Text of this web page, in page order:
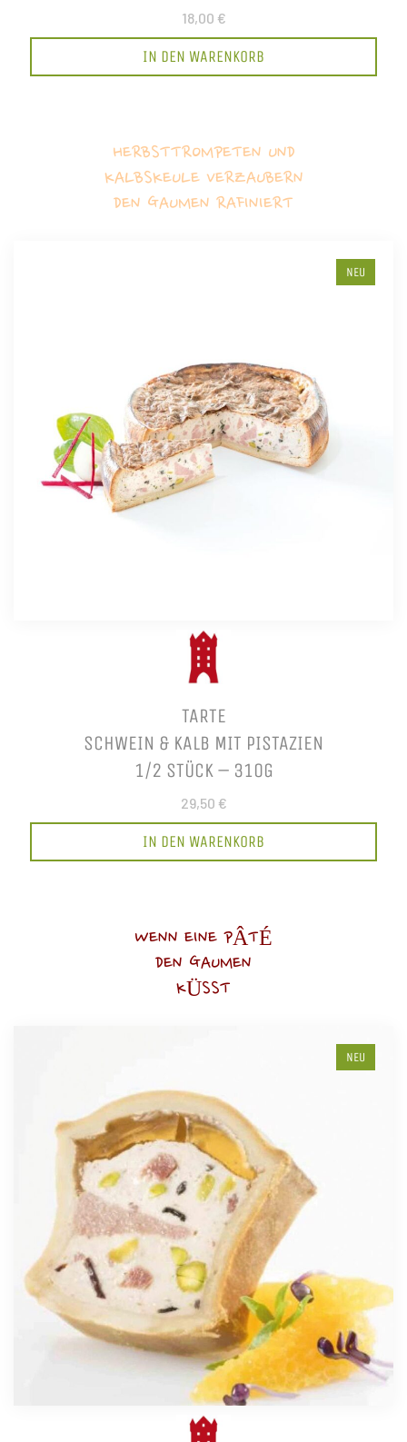
18,00 €
IN DEN WARENKORB
HERBSTTROMPETEN UND
KALBSKEULE VERZAUBERN
DEN GAUMEN RAFINIERT
NEU
TARTE
SCHWEIN & KALB MIT PISTAZIEN
1/2 STÜCK – 310G
29,50 €
IN DEN WARENKORB
WENN EINE PÂTÉ
DEN GAUMEN
KÜSST
NEU